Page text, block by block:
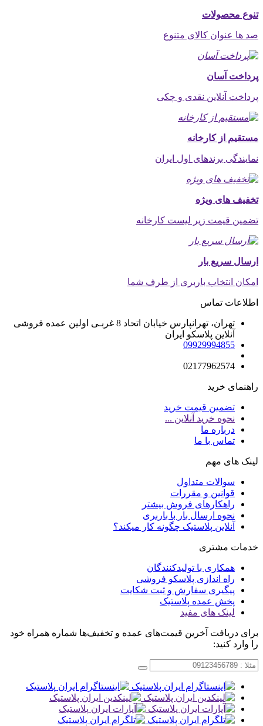
تنوع محصولات
صد ها عنوان کالای متنوع
پرداخت آسان
پرداخت آنلاین نقدی و چکی
مستقیم از کارخانه
نمایندگی برندهای اول ایران
تخفیف های ویژه
تضمین قیمت زیر لیست کارخانه
ارسال سریع بار
امکان انتخاب باربری از طرف شما
اطلاعات تماس
تهران، تهرانپارس خیابان اتحاد 8 غربـی اولین عمده فروشی
آنلاین پلاسکو ایران
09929994855
02177962574
راهنمای خرید
تضمین قیمت خرید
نحوه خرید آنلاین ...
درباره ما
تماس با ما
لینک های مهم
سوالات متداول
قوانین و مقررات
راهکارهای فروش بیشتر
نحوه ارسال بار با باربری
آنلاین پلاستیک چگونه کار میکند؟
خدمات مشتری
همکاری با تولیدکنندگان
راه اندازی پلاسکو فروشی
پیگیری سفارش و ثبت شکایت
پخش عمده پلاستیک
لینک های مفید
برای دریافت آخرین قیمت‌های عمده و تخفیف‌ها شماره همراه خود
را وارد کنید: